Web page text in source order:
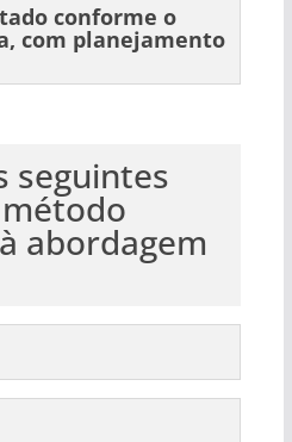
conforme o
com planejamento
seguintes
abordagem